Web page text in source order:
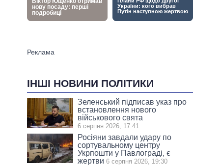
ІНШІ НОВИНИ ПОЛІТИКИ
Зеленський підписав указ про
встановлення нового
військового свята
6 серпня 2026, 17:41
Росіяни завдали удару по
сортувальному центру
Укрпошти у Павлограді, є
жертви 6 серпня 2026, 19:30